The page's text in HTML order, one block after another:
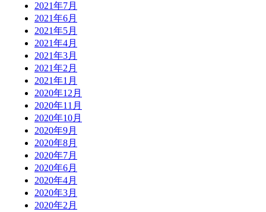
2021年7月
2021年6月
2021年5月
2021年4月
2021年3月
2021年2月
2021年1月
2020年12月
2020年11月
2020年10月
2020年9月
2020年8月
2020年7月
2020年6月
2020年4月
2020年3月
2020年2月